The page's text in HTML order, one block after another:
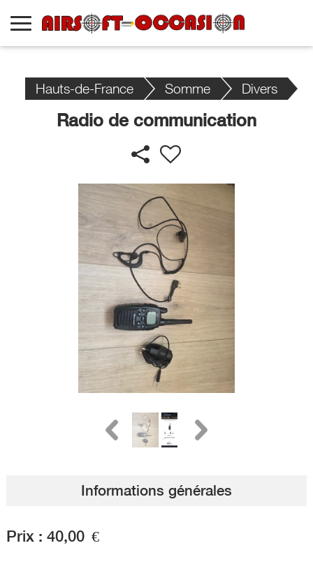
Hauts-de-France Somme Divers
Radio de communication
Informations générales
Prix : 40,00 €